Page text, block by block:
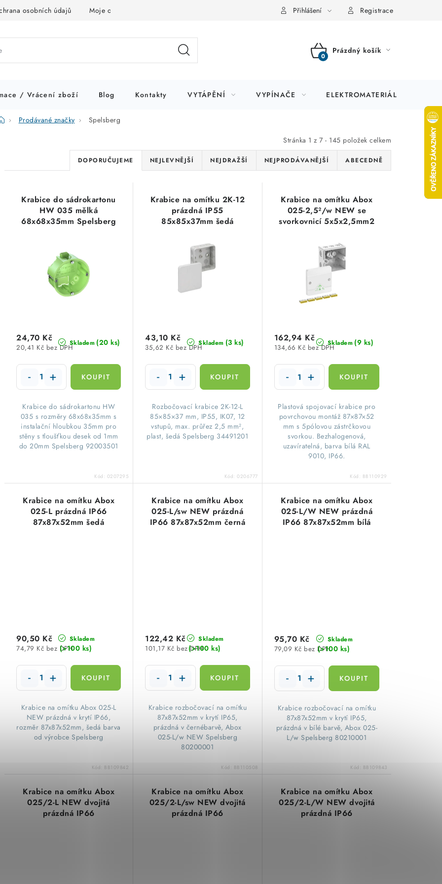
osobních údajů Moje objednávka Přihlášení Registrace
NÁKUPNÍ
Prázdný košík
/ Vrácení zboží Blog Kontakty VYTÁPĚNÍ VYPÍNAČE ELEKTROMATERIÁL
DomůProdávané značky Spelsberg
Stránka 1 z 7 - 145 položek celkem
Ř
a
z
e
í
p
r
u
k
t
ů
DOPORUČUJEME NEJLEVNĚJŠÍ NEJDRAŽŠÍ NEJPRODÁVANĚJŠÍ ABECEDNĚ
Krabice do sádrokartonu
HW 035 mělká
68x68x35mm Spelsberg
Skladem (20 ks)
20,41 Kč bez DPH
24,70 Kč
​Krabice do sádrokartonu HW
035 s rozměry 68x68x35mm s
instalační hloubkou 35mm pro
stěny s tloušťkou desek od 1mm
do 20mm Spelsberg 92003501
Kód: 0207295
Krabice na omítku 2K-12
prázdná IP55
85x85x37mm šedá
Skladem (3 ks)
35,62 Kč bez DPH
43,10 Kč
Rozbočovací krabice 2K-12-L
85×85×37 mm, IP55, IK07, 12
vstupů, max. průřez 2,5 mm²,
plast, šedá Spelsberg 34491201
Kód:0206777
Krabice na omítku Abox
025-2,5²/w NEW se
svorkovnicí 5x5x2,5mm2
Spelsberg 80212001
Skladem (9 ks)
134,66 Kč bez DPH
162,94 Kč
Plastová spojovací krabice pro
povrchovou montáž 87×87×52
mm s 5pólovou zástrčkovou
svorkou. Bezhalogenová,
uzavíratelná, barva bílá RAL
9010, IP66.
Kód: BB110929
Krabice na omítku Abox
025-L prázdná IP66
87x87x52mm šedá
Skladem
(>100 ks)
74,79 Kč bez DPH
90,50 Kč
​Krabice na omítku Abox 025-L
NEW prázdná v krytí IP66,
rozměr 87x87x52mm, šedá barva
od výrobce Spelsberg
Kód: BB109842
Krabice na omítku Abox
025-L/sw NEW prázdná
IP66 87x87x52mm černá
Skladem
(>100 ks)
101,17 Kč bez DPH
122,42 Kč
​Krabice rozbočovací na omítku
87x87x52mm v krytí IP65,
prázdná v černébarvě, Abox
025-L/w NEW Spelsberg
80200001
Kód: BB110508
Krabice na omítku Abox
025-L/W NEW prázdná
IP66 87x87x52mm bílá
Skladem
(>100 ks)
79,09 Kč bez DPH
95,70 Kč
​Krabice rozbočovací na omítku
87x87x52mm v krytí IP65,
prázdná v bílé barvě, Abox 025-
L/w Spelsberg 80210001
Kód: BB109843
Krabice na omítku Abox
025/2-L NEW dvojitá
prázdná IP66
Krabice na omítku Abox
025/2-L/sw NEW dvojitá
prázdná IP66
Krabice na omítku Abox
025/2-L/W NEW dvojitá
prázdná IP66